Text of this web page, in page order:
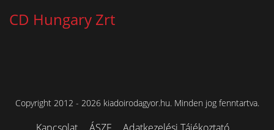
CD Hungary Zrt
Copyright 2012 - 2026 kiadoirodagyor.hu. Minden jog fenntartva.